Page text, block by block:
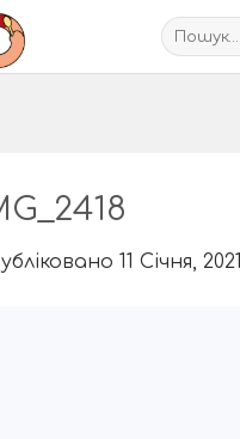
Шукати:
11 Січня, 2021